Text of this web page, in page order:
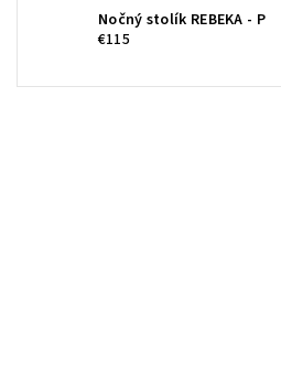
Nočný stolík REBEKA - P
€115